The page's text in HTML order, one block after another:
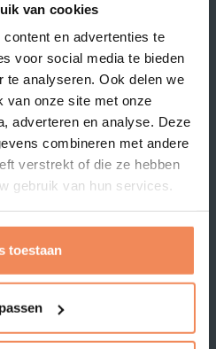
van cookies
en advertenties te
voor social media te bieden
te analyseren. Ook delen we
van onze site met onze
adverteren en analyse. Deze
combineren met andere
verstrekt of die ze hebben
gebruik van hun services.
toestaan
WMS of logistiek ERP pakket
Nieuwbouw magazijn
Organisatie / Change
management
Voorraad management
Lean / 5S
Masterdata management
LOGISTORE
Onze klanten
Klantcases
Branches
Over ons